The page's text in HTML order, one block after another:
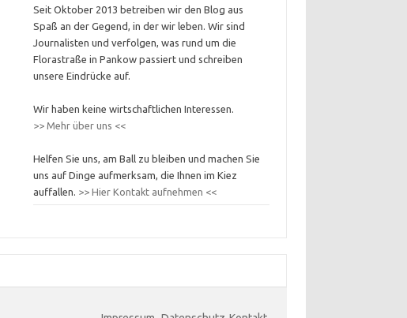
Seit Oktober 2013 betreiben wir den Blog aus
Spaß an der Gegend, in der wir leben. Wir sind
Journalisten und verfolgen, was rund um die
Florastraße in Pankow passiert und schreiben
unsere Eindrücke auf.
Wir haben keine wirtschaftlichen Interessen.
>> Mehr über uns <<
Helfen Sie uns, am Ball zu bleiben und machen Sie
uns auf Dinge aufmerksam, die Ihnen im Kiez
auffallen. >> Hier Kontakt aufnehmen <<